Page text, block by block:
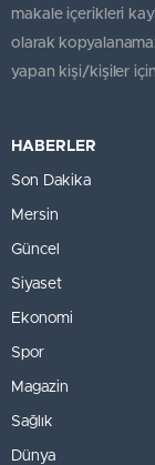
makale içerikleri
olarak
yapan kişi/kişiler
HABERLER
Son Dakika
Mersin
Güncel
Siyaset
Ekonomi
Spor
Magazin
Sağlık
Dünya